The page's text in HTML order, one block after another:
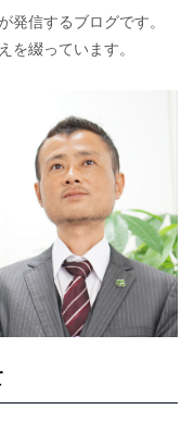
発信するブログです。
を綴っています。